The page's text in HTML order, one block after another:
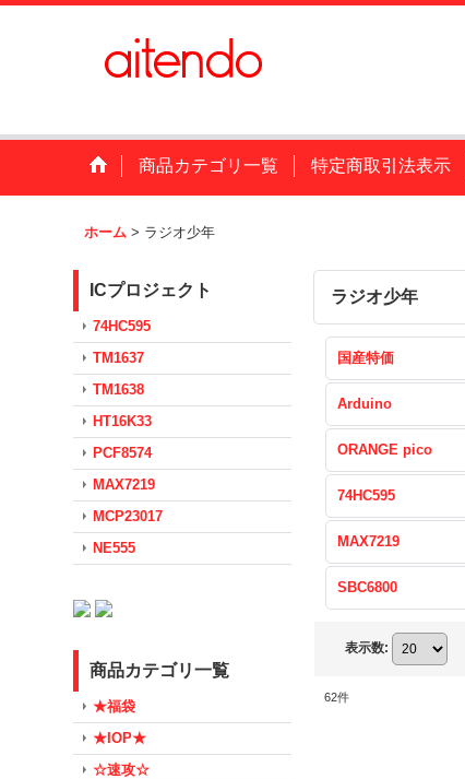
商品カテゴリ一覧 特定商取引法表示
ホーム > ラジオ少年
ICプロジェクト
74HC595
TM1637
TM1638
HT16K33
PCF8574
MAX7219
MCP23017
NE555
商品カテゴリ一覧
★福袋
★IOP★
☆速攻☆
ラジオ少年
国産特価
Arduino
ORANGE pico
74HC595
MAX7219
SBC6800
表示数:
62件